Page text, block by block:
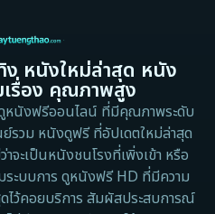
สืบสวน
สารคดี
1982
1971
หนังใหม่ล่าสุด หนัง
รื่อง คุณภาพสูง
หนังฟรีออนไลน์ ที่มีคุณภาพระดับ
รวม หนังดูฟรี ที่อัปเดตใหม่ล่าสุด
จะเป็นหนังชนโรงที่เพิ่งเข้า หรือ
ระบบการ ดูหนังฟรี HD ที่มีความ
ไว้คอยบริการ สัมผัสประสบการณ์